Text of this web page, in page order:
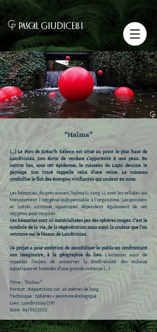
PASCAL GIUDICELLI
"Haîma"
(…) Le Parc de Kréac'h Kélenn est situé au point le plus haut de
Landivisiau. Son écrin de verdure s’apparente à une peau. En
contre bas, sous cet épiderme, le ruisseau du Lapic dessine le
paysage. Son tracé rappelle celui d’une veine. Le ruisseau
symbolise le flot des énergies vivifiantes qui coulent en nous.
Les hématies, du grec ancien, haîma (« sang »), sont les cellules qui
transportent l'oxygène indispensable à l'organisme. Les poissons
et autres animaux aquatiques dépendent également de cet
oxygène pour respirer.
Ces hématies sont ici matérialisées par des sphères rouges. C’est le
symbole de la vie, de la régénération mais aussi la couleur que l’on
retrouve sur le blason de Landivisiau.
Ce projet a pour ambition de sensibiliser le public en confrontant
son imaginaire, à la géographie du lieu.L’occasion aussi de
rappeler l’enjeu de conserver la biodiversité des milieux
aquatiques et humides d’une grande richesse (…)
Titre : "Haîma"
Format : Répartition sur 40 mètres de long
Technique : Sphères + peinture écologique
Lieu : Landivisiau (29)
Date : 04/03/2023